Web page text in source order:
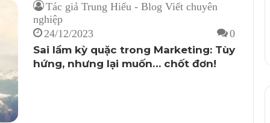
Tác giả Trung Hiếu - Blog Viết chuyên
nghiệp
24/12/2023
0
Sai lầm kỳ quặc trong Marketing: Tùy
hứng, nhưng lại muốn… chốt đơn!